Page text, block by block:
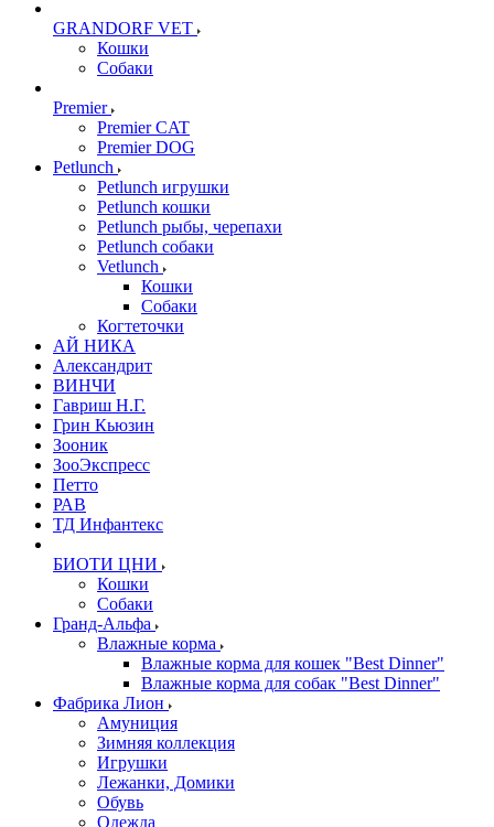
GRANDORF VET
Кошки
Собаки
Premier
Premier CAT
Premier DOG
Petlunch
Petlunch игрушки
Petlunch кошки
Petlunch рыбы, черепахи
Petlunch собаки
Vetlunch
Кошки
Собаки
Когтеточки
АЙ НИКА
Александрит
ВИНЧИ
Гавриш Н.Г.
Грин Кьюзин
Зооник
ЗооЭкспресс
Петто
РАВ
ТД Инфантекс
БИОТИ ЦНИ
Кошки
Собаки
Гранд-Альфа
Влажные корма
Влажные корма для кошек "Best Dinner"
Влажные корма для собак "Best Dinner"
Фабрика Лион
Амуниция
Зимняя коллекция
Игрушки
Лежанки, Домики
Обувь
Одежда